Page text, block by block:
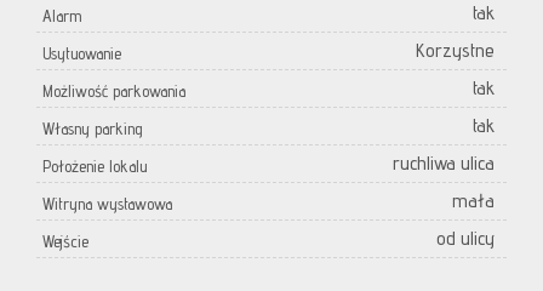
Alarm tak
Usytuowanie Korzystne
Możliwość parkowania tak
Własny parking tak
Położenie lokalu ruchliwa ulica
Witryna wystawowa mała
Wejście od ulicy